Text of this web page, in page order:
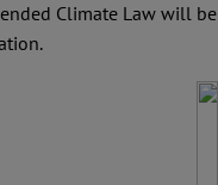
Climate Law will be